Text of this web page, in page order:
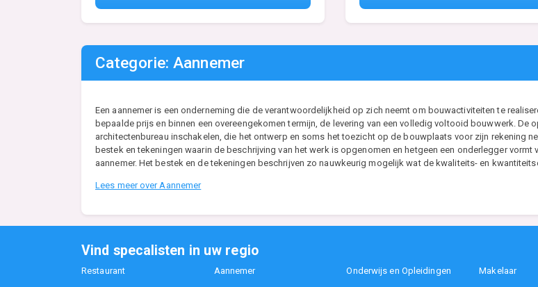
Categorie: Aannemer
Een aannemer is een onderneming die de verantwoordelijkheid op zich neemt om bouwactiviteiten te
bepaalde prijs en binnen een overeengekomen termijn, de levering van een volledig voltooid bouwwerk.
architectenbureau inschakelen, die het ontwerp en soms het toezicht op de bouwplaats voor zijn rekening
bestek en tekeningen waarin de beschrijving van het werk is opgenomen en hetgeen een onderlegger
aannemer. Het bestek en de tekeningen beschrijven zo nauwkeurig mogelijk wat de kwaliteits- en
Lees meer over Aannemer
Vind specalisten in uw regio
Restaurant Aannemer Onderwijs en Opleidingen Makelaar